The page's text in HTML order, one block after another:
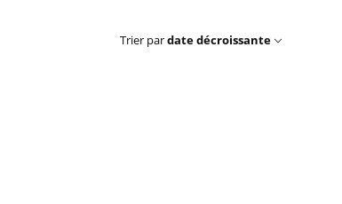
Trier pardate décroissante